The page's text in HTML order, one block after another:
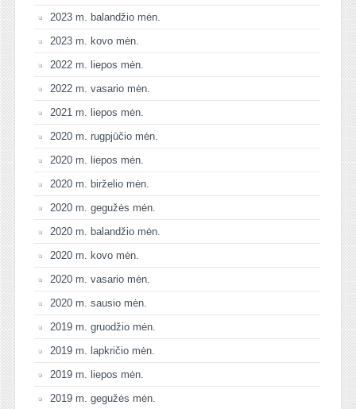
2023 m. balandžio mėn.
2023 m. kovo mėn.
2022 m. liepos mėn.
2022 m. vasario mėn.
2021 m. liepos mėn.
2020 m. rugpjūčio mėn.
2020 m. liepos mėn.
2020 m. birželio mėn.
2020 m. gegužės mėn.
2020 m. balandžio mėn.
2020 m. kovo mėn.
2020 m. vasario mėn.
2020 m. sausio mėn.
2019 m. gruodžio mėn.
2019 m. lapkričio mėn.
2019 m. liepos mėn.
2019 m. gegužės mėn.